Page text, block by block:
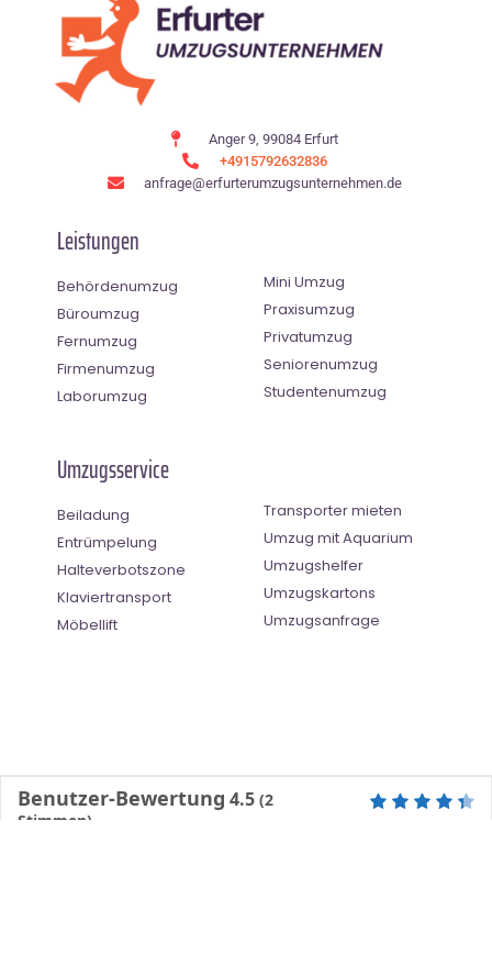
Anger 9, 99084 Erfurt
+4915792632836
anfrage@erfurterumzugsunternehmen.de
Leistungen
Behördenumzug
Büroumzug
Fernumzug
Firmenumzug
Laborumzug
Mini Umzug
Praxisumzug
Privatumzug
Seniorenumzug
Studentenumzug
Umzugsservice
Beiladung
Entrümpelung
Halteverbotszone
Klaviertransport
Möbellift
Transporter mieten
Umzug mit Aquarium
Umzugshelfer
Umzugskartons
Umzugsanfrage
Benutzer-Bewertung 4.5 (2
Stimmen)